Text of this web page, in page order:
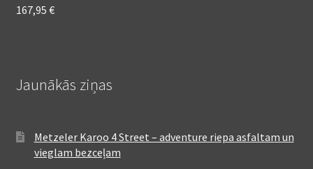
167,95 €
Jaunākās ziņas
Metzeler Karoo 4 Street – adventure riepa asfaltam un
vieglam bezceļam